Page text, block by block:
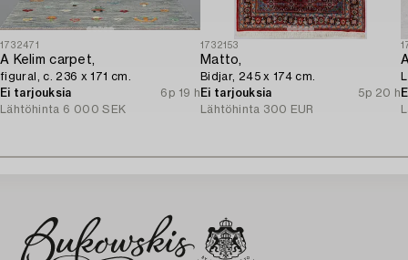
1732471
A Kelim carpet,
figural, c. 236 x 171 cm.
Ei tarjouksia
6p 19 h
Lähtöhinta 6 000 SEK
1732153
Matto,
Bidjar, 245 x 174 cm.
Ei tarjouksia
5p 20 h
Lähtöhinta 300 EUR